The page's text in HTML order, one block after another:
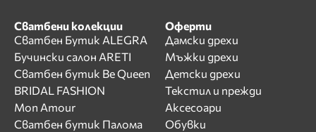
Сватбени колекции
Сватбен Бутик ALEGRA
Бучински салон ARETI
Сватбен бутик Be Queen
BRIDAL FASHION
Mon Amour
Сватбен бутик Палома
Оферти
Дамски дрехи
Мъжки дрехи
Детски дрехи
Текстил и прежди
Аксесоари
Обувки